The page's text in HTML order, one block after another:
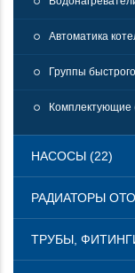
Автоматика
Группы
Комплектующие
НАСОСЫ (22)
РАДИАТОРЫ
ТРУБЫ,